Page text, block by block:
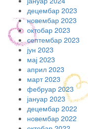
децембар 2023
новембар 2023
октобар 2023
септембар 2023
јун 2023
мај 2023
април 2023
март 2023
фебруар 2023
јануар 2023
децембар 2022
новембар 2022